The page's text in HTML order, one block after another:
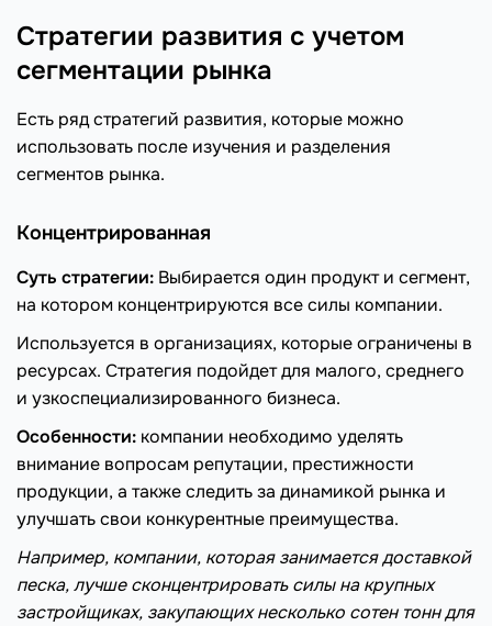
Стратегии развития с учетом
сегментации рынка
Есть ряд стратегий развития, которые можно
использовать после изучения и разделения
сегментов рынка.
Концентрированная
Суть стратегии: Выбирается один продукт и сегмент,
на котором концентрируются все силы компании.
Используется в организациях, которые ограничены в
ресурсах. Стратегия подойдет для малого, среднего
и узкоспециализированного бизнеса.
Особенности: компании необходимо уделять
внимание вопросам репутации, престижности
продукции, а также следить за динамикой рынка и
улучшать свои конкурентные преимущества.
Например, компании, которая занимается доставкой
песка, лучше сконцентрировать силы на крупных
застройщиках, закупающих несколько сотен тонн для